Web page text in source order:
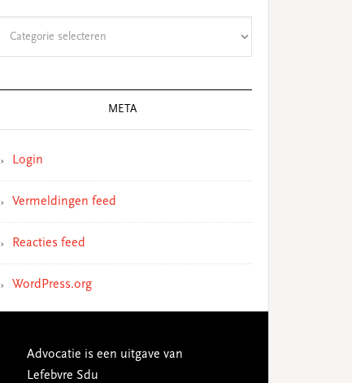
META
Login
Vermeldingen feed
Reacties feed
WordPress.org
Advocatie is een uitgave van
Lefebvre Sdu